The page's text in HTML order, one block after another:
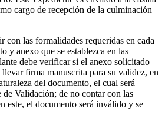
cargo de recepción de la culminación
con las formalidades requeridas en cada
y anexo que se establezca en las
debe verificar si el anexo solicitado
firma manuscrita para su validez, en
del documento, el cual será
Validación; de no contar con las
este, el documento será inválido y se